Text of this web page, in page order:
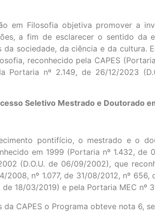
em Filosofia objetiva promover a
a fim de esclarecer o sentido da
da sociedade, da ciência e da cultura.
reconhecido pela CAPES
Portaria nº 2.149, de 26/12/2023
Seletivo Mestrado e Doutorado
pontifício, o mestrado e o
em 1999 (Portaria nº 1.432,
(D.O.U. de 06/09/2002), que
nº 1.077, de 31/08/2012, nº
de 18/03/2019) e pela Portaria MEC
da CAPES o Programa obteve nota 6,